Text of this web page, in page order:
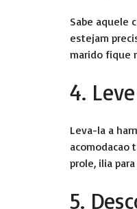
Sabe aquele
estejam
marido fique
4.
Leva-la a
acomodacao
prole, ilia
5.